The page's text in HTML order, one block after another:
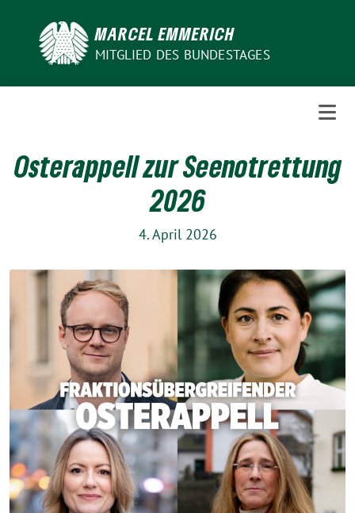
MARCEL EMMERICH
MITGLIED DES BUNDESTAGES
Osterappell zur Seenotrettung
2026
4. April 2026